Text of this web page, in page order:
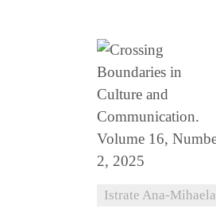
Istrate Ana-Mihaela
VEZI DETALII